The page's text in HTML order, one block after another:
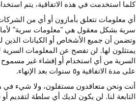
كلما استخدمت في هذه الاتفاقية، يتم
أي معلومات تتعلق بأمازون أو أي من الشركات
سرية بشكل معقول هي "معلومات سرية"
وتضمن أن جميع الأشخاص أو الكيانات الذين
يمتثلون لها. لن تفصح عن المعلومات السرية
السرية من أي استخدام أو إفشاء غير
على مدة الاتفاقية و٥ سنوات بعد الإنهاء.
أنت ونحن متعاقدون مستقلون، ولا شيء في
التابعة لنا. لن يكون لديك أي سلطة لتقديم